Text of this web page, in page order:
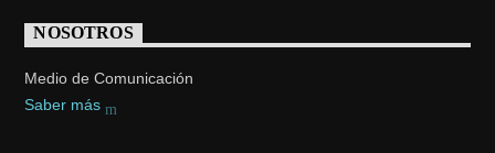
NOSOTROS
Medio de Comunicación
Saber más